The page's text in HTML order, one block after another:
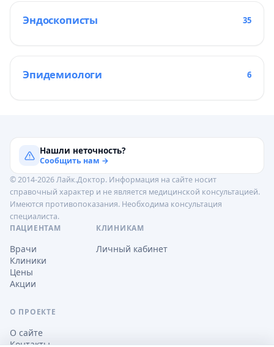
Эндоскописты 35
Эпидемиологи 6
Нашли неточность?
Сообщить нам →
© 2014-2026 Лайк.Доктор. Информация на сайте носит
справочный характер и не является медицинской консультацией.
Имеются противопоказания. Необходима консультация
специалиста.
ПАЦИЕНТАМ
Врачи
Клиники
Цены
Акции
КЛИНИКАМ
Личный кабинет
О ПРОЕКТЕ
О сайте
Контакты